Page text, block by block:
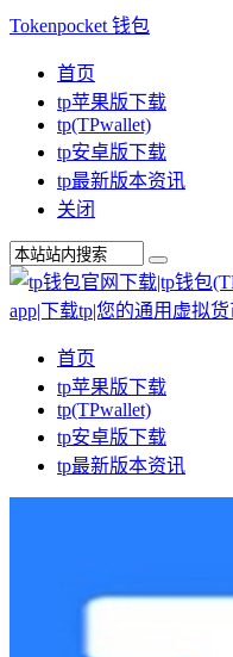
Tokenpocket 钱包
首页
tp苹果版下载
tp(TPwallet)
tp安卓版下载
tp最新版本资讯
关闭
首页
tp苹果版下载
tp(TPwallet)
tp安卓版下载
tp最新版本资讯